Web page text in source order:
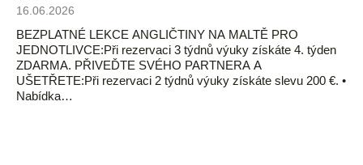
16.06.2026
BEZPLATNÉ LEKCE ANGLIČTINY NA MALTĚ PRO
JEDNOTLIVCE:Při rezervaci 3 týdnů výuky získáte 4. týden
ZDARMA. PŘIVEĎTE SVÉHO PARTNERA A
UŠETŘETE:Při rezervaci 2 týdnů výuky získáte slevu 200 €. •
Nabídka…